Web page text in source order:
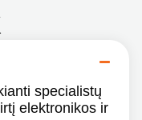
specialistų
elektronikos ir